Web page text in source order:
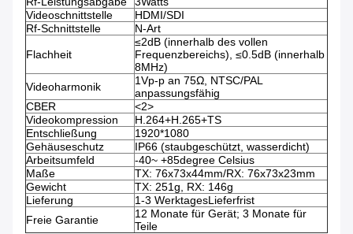
Videoschnittstelle
HDMI/SDI
Rf-Schnittstelle
N-Art
Flachheit
≤2dB (innerhalb des vollen
Frequenzbereichs), ≤0.5dB (innerhalb
8MHz)
Videoharmonik
1Vp-p an 75Ω, NTSC/PAL
anpassungsfähig
CBER
<2>
Videokompression
H.264+H.265+TS
Entschließung
1920*1080
Gehäuseschutz
IP66 (staubgeschützt, wasserdicht)
Arbeitsumfeld
-40~ +85degree Celsius
Maße
TX: 76x73x44mm/RX: 76x73x23mm
Gewicht
TX: 251g, RX: 146g
Lieferung
1-3 WerktagesLieferfrist
Freie Garantie
12 Monate für Gerät; 3 Monate für
Teile